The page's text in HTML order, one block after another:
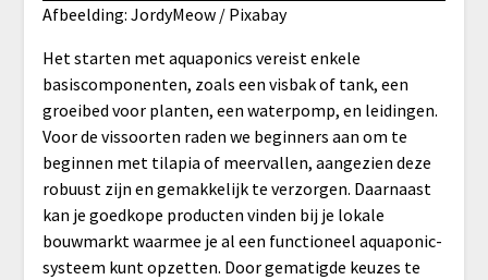
Afbeelding: JordyMeow / Pixabay
Het starten met aquaponics vereist enkele
basiscomponenten, zoals een visbak of tank, een
groeibed voor planten, een waterpomp, en leidingen.
Voor de vissoorten raden we beginners aan om te
beginnen met tilapia of meervallen, aangezien deze
robuust zijn en gemakkelijk te verzorgen. Daarnaast
kan je goedkope producten vinden bij je lokale
bouwmarkt waarmee je al een functioneel aquaponic-
systeem kunt opzetten. Door gematigde keuzes te